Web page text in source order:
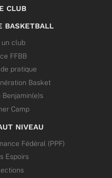
CLUB
BASKETBALL
un club
FFBB
pratique
Basket
Camp
NIVEAU
Fédéral (PPF)
Espoirs